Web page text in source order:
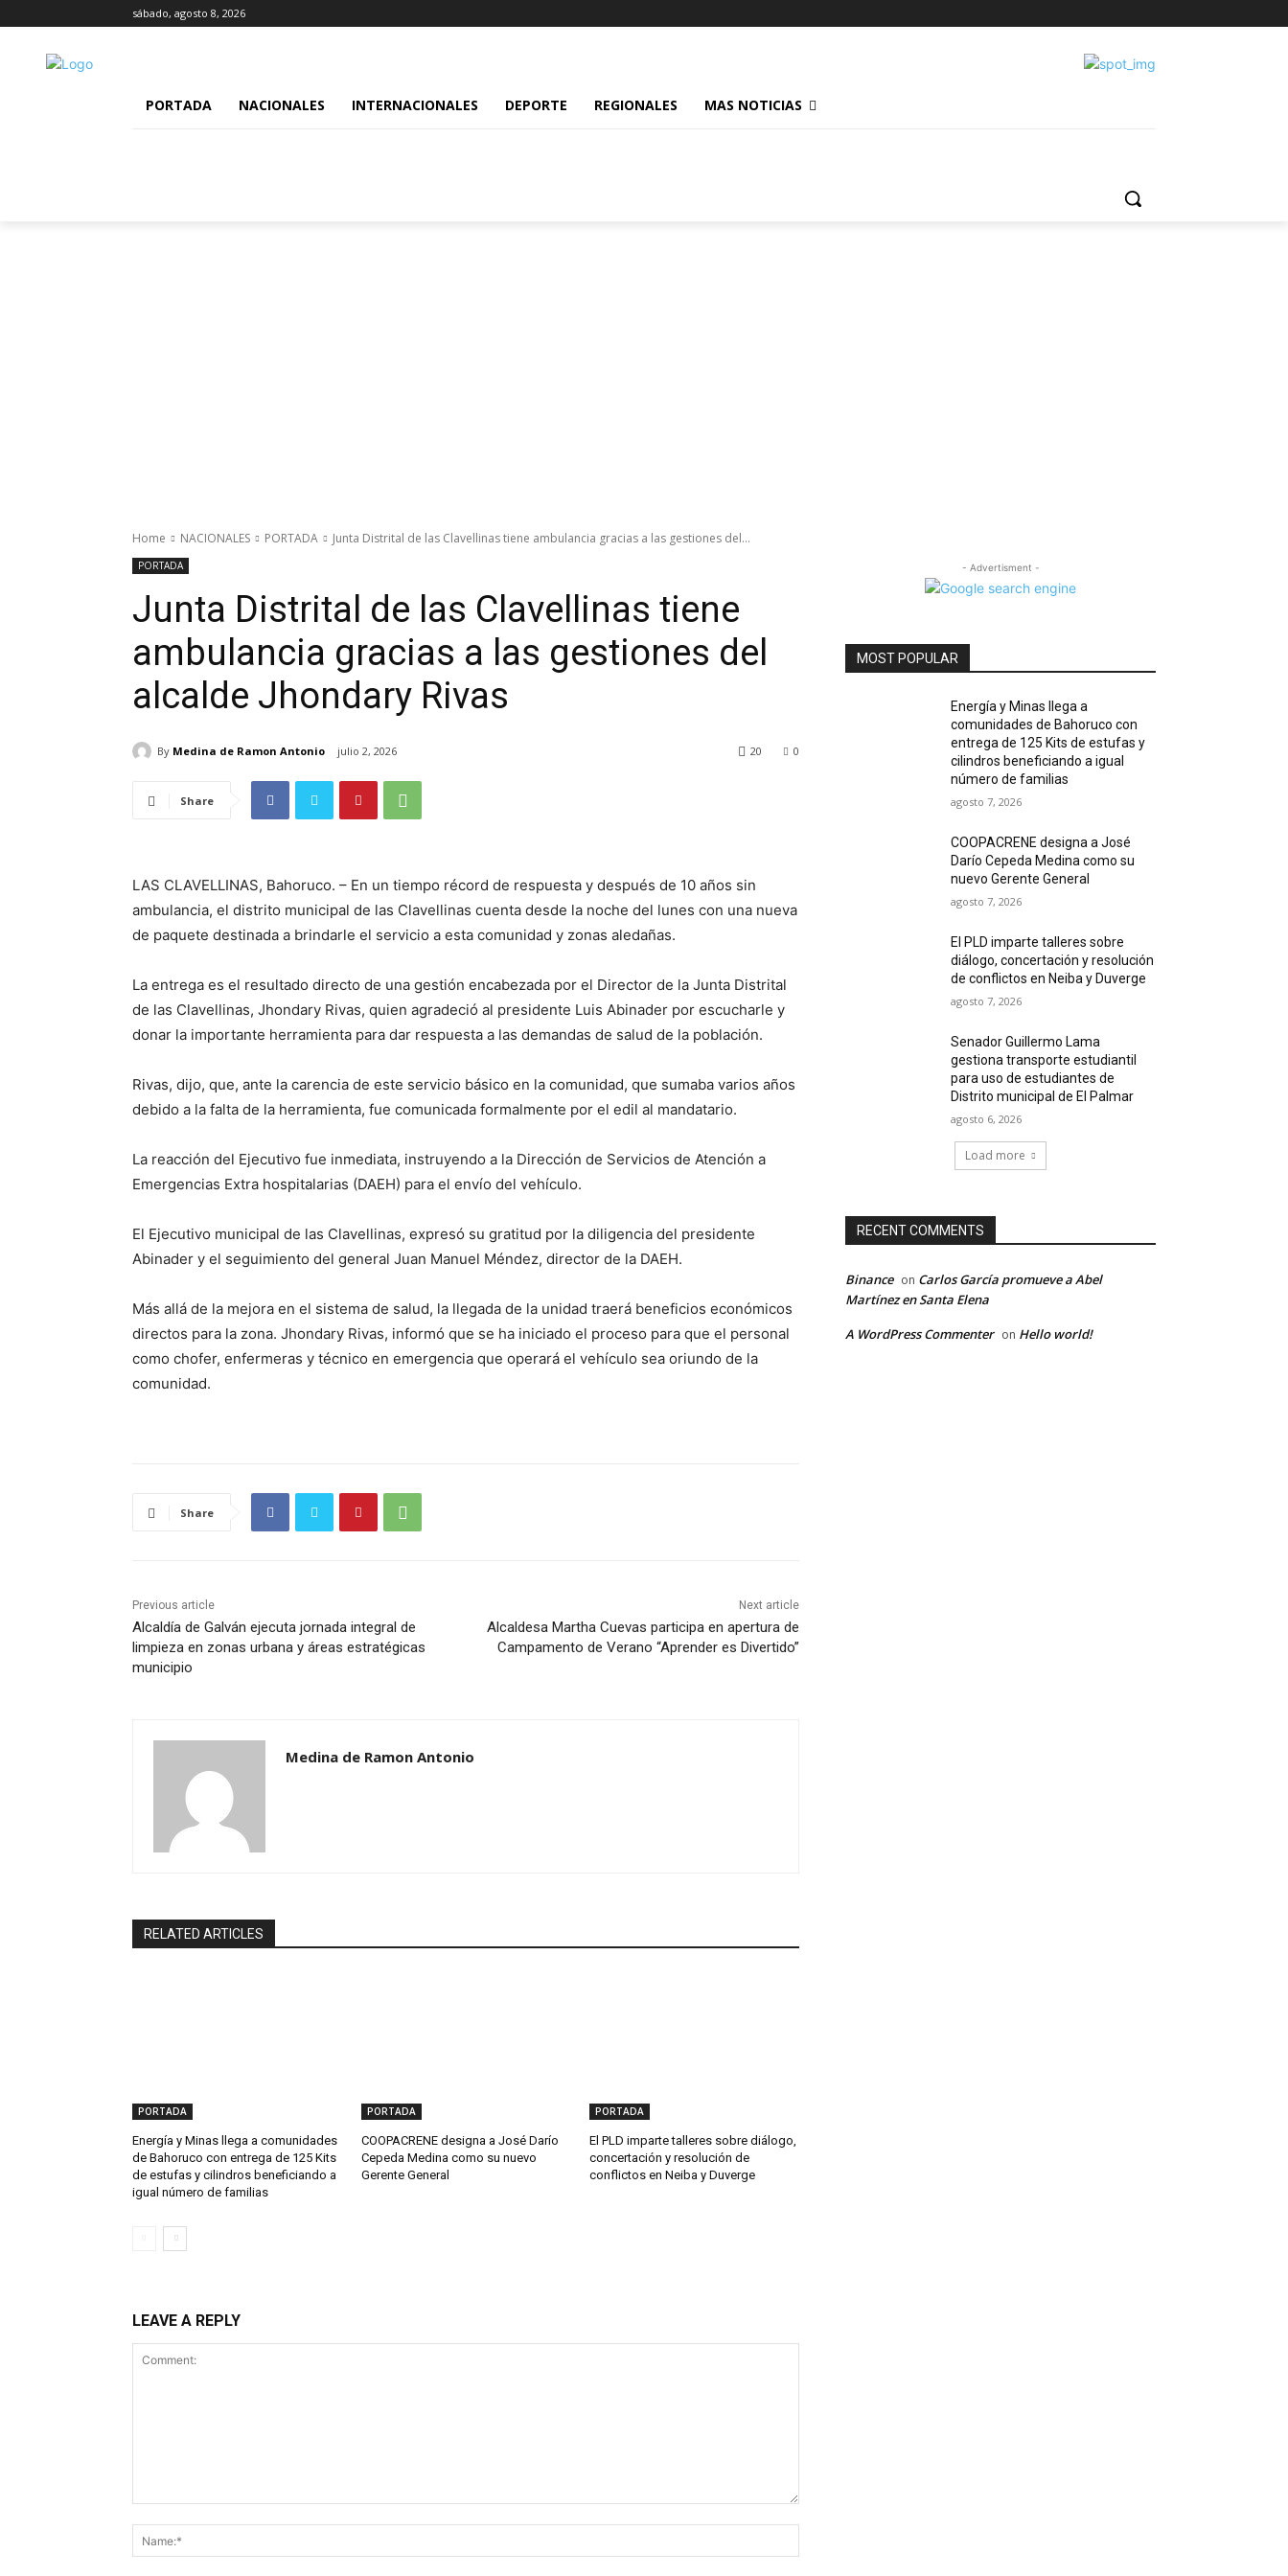
sábado, agosto 8, 2026
PORTADA NACIONALES INTERNACIONALES DEPORTE REGIONALES MAS NOTICIAS
Home NACIONALES PORTADA Junta Distrital de las Clavellinas tiene ambulancia gracias a las gestiones del...
PORTADA
Junta Distrital de las Clavellinas tiene
ambulancia gracias a las gestiones del
alcalde Jhondary Rivas
By Medina de Ramon Antonio julio 2, 2026 0
20
Share
LAS CLAVELLINAS, Bahoruco. – En un tiempo récord de respuesta y después de 10 años sin
ambulancia, el distrito municipal de las Clavellinas cuenta desde la noche del lunes con una nueva
de paquete destinada a brindarle el servicio a esta comunidad y zonas aledañas.
La entrega es el resultado directo de una gestión encabezada por el Director de la Junta Distrital
de las Clavellinas, Jhondary Rivas, quien agradeció al presidente Luis Abinader por escucharle y
donar la importante herramienta para dar respuesta a las demandas de salud de la población.
Rivas, dijo, que, ante la carencia de este servicio básico en la comunidad, que sumaba varios años
debido a la falta de la herramienta, fue comunicada formalmente por el edil al mandatario.
La reacción del Ejecutivo fue inmediata, instruyendo a la Dirección de Servicios de Atención a
Emergencias Extra hospitalarias (DAEH) para el envío del vehículo.
El Ejecutivo municipal de las Clavellinas, expresó su gratitud por la diligencia del presidente
Abinader y el seguimiento del general Juan Manuel Méndez, director de la DAEH.
Más allá de la mejora en el sistema de salud, la llegada de la unidad traerá beneficios económicos
directos para la zona. Jhondary Rivas, informó que se ha iniciado el proceso para que el personal
como chofer, enfermeras y técnico en emergencia que operará el vehículo sea oriundo de la
comunidad.
Share
Previous article
Alcaldía de Galván ejecuta jornada integral de
limpieza en zonas urbana y áreas estratégicas
municipio
Next article
Alcaldesa Martha Cuevas participa en apertura de
Campamento de Verano “Aprender es Divertido”
Medina de Ramon Antonio
RELATED ARTICLES
PORTADA
Energía y Minas llega a comunidades
de Bahoruco con entrega de 125 Kits
de estufas y cilindros beneficiando a
igual número de familias
PORTADA
COOPACRENE designa a José Darío
Cepeda Medina como su nuevo
Gerente General
PORTADA
El PLD imparte talleres sobre diálogo,
concertación y resolución de
conflictos en Neiba y Duverge
LEAVE A REPLY
- Advertisment -
MOST POPULAR
Energía y Minas llega a
comunidades de Bahoruco con
entrega de 125 Kits de estufas y
cilindros beneficiando a igual
número de familias
agosto 7, 2026
COOPACRENE designa a José
Darío Cepeda Medina como su
nuevo Gerente General
agosto 7, 2026
El PLD imparte talleres sobre
diálogo, concertación y resolución
de conflictos en Neiba y Duverge
agosto 7, 2026
Senador Guillermo Lama
gestiona transporte estudiantil
para uso de estudiantes de
Distrito municipal de El Palmar
agosto 6, 2026
Load more
RECENT COMMENTS
Binance on Carlos García promueve a Abel
Martínez en Santa Elena
A WordPress Commenter on Hello world!